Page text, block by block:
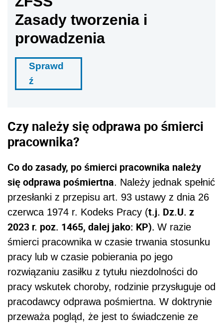
Zasady tworzenia i
prowadzenia
Sprawd
ź
Czy należy się odprawa po śmierci
pracownika?
Co do zasady, po śmierci pracownika należy
się odprawa pośmiertna. Należy jednak spełnić
przesłanki z przepisu art. 93 ustawy z dnia 26
czerwca 1974 r. Kodeks Pracy (t.j. Dz.U. z
2023 r. poz. 1465, dalej jako: KP). W razie
śmierci pracownika w czasie trwania stosunku
pracy lub w czasie pobierania po jego
rozwiązaniu zasiłku z tytułu niezdolności do
pracy wskutek choroby, rodzinie przysługuje od
pracodawcy odprawa pośmiertna. W doktrynie
przeważa pogląd, że jest to świadczenie ze